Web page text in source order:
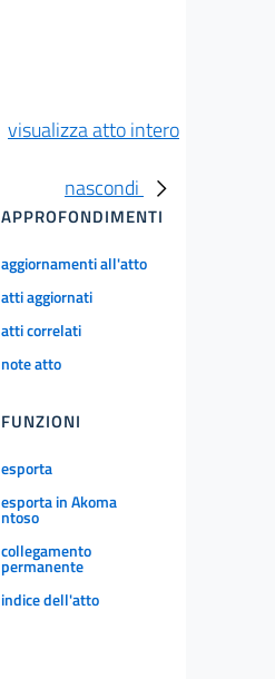
visualizza atto intero
nascondi
APPROFONDIMENTI
aggiornamenti all'atto
atti aggiornati
atti correlati
note atto
FUNZIONI
esporta
esporta in Akoma
ntoso
collegamento
permanente
indice dell'atto